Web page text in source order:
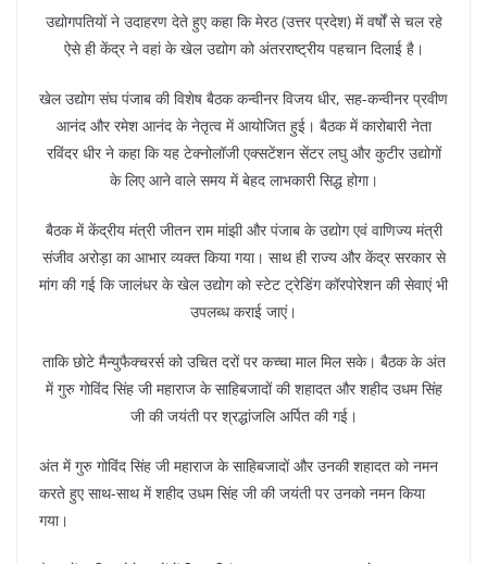
उद्योगपतियों ने उदाहरण देते हुए कहा कि मेरठ (उत्तर प्रदेश) में वर्षों से चल रहे
ऐसे ही केंद्र ने वहां के खेल उद्योग को अंतरराष्ट्रीय पहचान दिलाई है।
खेल उद्योग संघ पंजाब की विशेष बैठक कन्वीनर विजय धीर, सह-कन्वीनर प्रवीण
आनंद और रमेश आनंद के नेतृत्व में आयोजित हुई। बैठक में कारोबारी नेता
रविंदर धीर ने कहा कि यह टेक्नोलॉजी एक्सटेंशन सेंटर लघु और कुटीर उद्योगों
के लिए आने वाले समय में बेहद लाभकारी सिद्ध होगा।
बैठक में केंद्रीय मंत्री जीतन राम मांझी और पंजाब के उद्योग एवं वाणिज्य मंत्री
संजीव अरोड़ा का आभार व्यक्त किया गया। साथ ही राज्य और केंद्र सरकार से
मांग की गई कि जालंधर के खेल उद्योग को स्टेट ट्रेडिंग कॉरपोरेशन की सेवाएं भी
उपलब्ध कराई जाएं।
ताकि छोटे मैन्युफैक्चरर्स को उचित दरों पर कच्चा माल मिल सके। बैठक के अंत
में गुरु गोविंद सिंह जी महाराज के साहिबजादों की शहादत और शहीद उधम सिंह
जी की जयंती पर श्रद्धांजलि अर्पित की गई।
अंत में गुरु गोविंद सिंह जी महाराज के साहिबजादों और उनकी शहादत को नमन
करते हुए साथ-साथ में शहीद उधम सिंह जी की जयंती पर उनको नमन किया
गया।